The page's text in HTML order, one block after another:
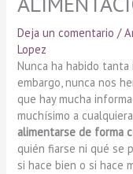
Deja un comentario /
Lopez
Nunca ha habido
embargo, nunca nos
que hay mucha
muchísimo a
alimentarse de forma
quién fiarse ni qué se
si hace bien o si hace